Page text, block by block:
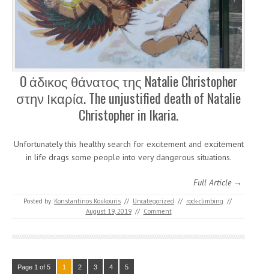
O άδικος θάνατος της Natalie Christopher
στην Ικαρία. The unjustified death of Natalie
Christopher in Ikaria.
Unfortunately this healthy search for excitement and excitement
in life drags some people into very dangerous situations.
Full Article →
Posted by: Konstantinos Koukouris // Uncategorized // rock-climbing //
August 19, 2019 // Comment
Page 1 of 5 1 2 3 4 5